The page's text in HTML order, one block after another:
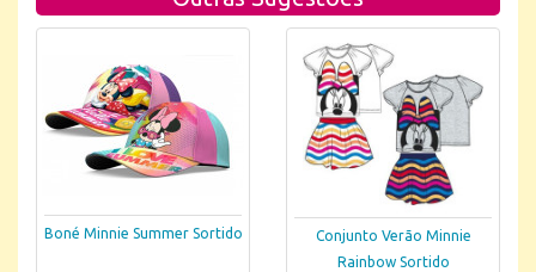
Boné Minnie Summer Sortido
Conjunto Verão Minnie
Rainbow Sortido